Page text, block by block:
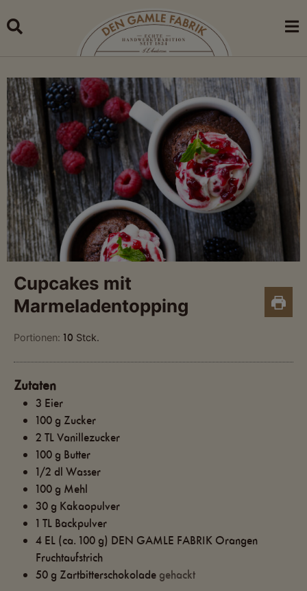
to
Cupcakes mit
Marmeladentopping
Portionen: 10 Stck.
Zutaten
3 Eier
100g Zucker
2 TLVanillezucker
100g Butter
1/2 dl Wasser
100g Mehl
30g Kakaopulver
1 TL Backpulver
4 EL (ca. 100 g) DEN GAMLE FABRIK Orangen
Fruchtaufstrich
50g Zartbitterschokolade gehackt